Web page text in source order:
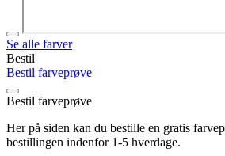
Se alle farver
Bestil
Bestil farveprøve
Bestil farveprøve
Her på siden kan du bestille en gratis
bestillingen indenfor 1-5 hverdage.